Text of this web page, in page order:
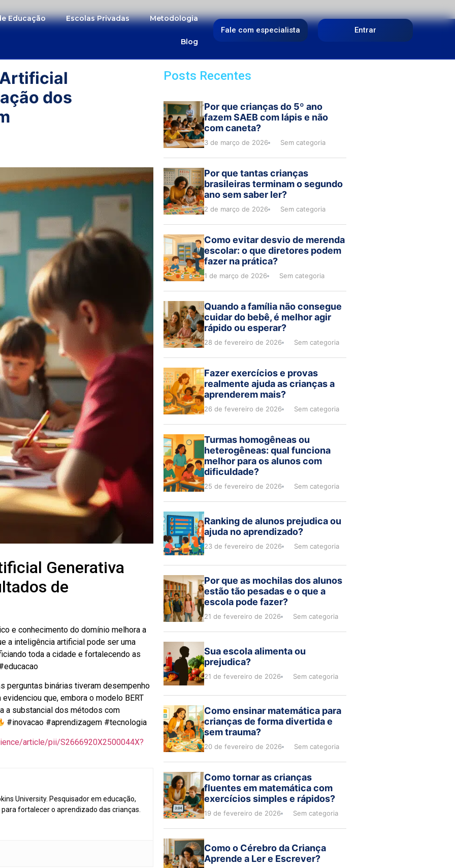
Educação Escolas Privadas Metodologia
Blog
Fale com especialista Entrar
dos
Generativa
de
e conhecimento do domínio melhora a
a inteligência artificial pode ser uma
toda a cidade e fortalecendo as
perguntas binárias tiveram desempenho
que, embora o modelo BERT
a substancial dos métodos com
#inovacao #aprendizagem #tecnologia
article/pii/S2666920X2500044X?
University. Pesquisador em educação,
fortalecer o aprendizado das crianças.
Posts Recentes
Por que crianças do 5º ano
fazem SAEB com lápis e não
com caneta?
3 de março de 2026 Sem categoria
Por que tantas crianças
brasileiras terminam o segundo
ano sem saber ler?
2 de março de 2026 Sem categoria
Como evitar desvio de merenda
escolar: o que diretores podem
fazer na prática?
1 de março de 2026 Sem categoria
Quando a família não consegue
cuidar do bebê, é melhor agir
rápido ou esperar?
28 de fevereiro de 2026 Sem categoria
Fazer exercícios e provas
realmente ajuda as crianças a
aprenderem mais?
26 de fevereiro de 2026 Sem categoria
Turmas homogêneas ou
heterogêneas: qual funciona
melhor para os alunos com
dificuldade?
25 de fevereiro de 2026 Sem categoria
Ranking de alunos prejudica ou
ajuda no aprendizado?
23 de fevereiro de 2026 Sem categoria
Por que as mochilas dos alunos
estão tão pesadas e o que a
escola pode fazer?
21 de fevereiro de 2026 Sem categoria
Sua escola alimenta ou
prejudica?
21 de fevereiro de 2026 Sem categoria
Como ensinar matemática para
crianças de forma divertida e
sem trauma?
20 de fevereiro de 2026 Sem categoria
Como tornar as crianças
fluentes em matemática com
exercícios simples e rápidos?
19 de fevereiro de 2026 Sem categoria
Como o Cérebro da Criança
Aprende a Ler e Escrever?